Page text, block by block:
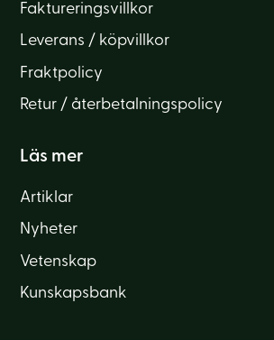
Faktureringsvillkor
Leverans / köpvillkor
Fraktpolicy
Retur / återbetalningspolicy
Läs mer
Artiklar
Nyheter
Vetenskap
Kunskapsbank